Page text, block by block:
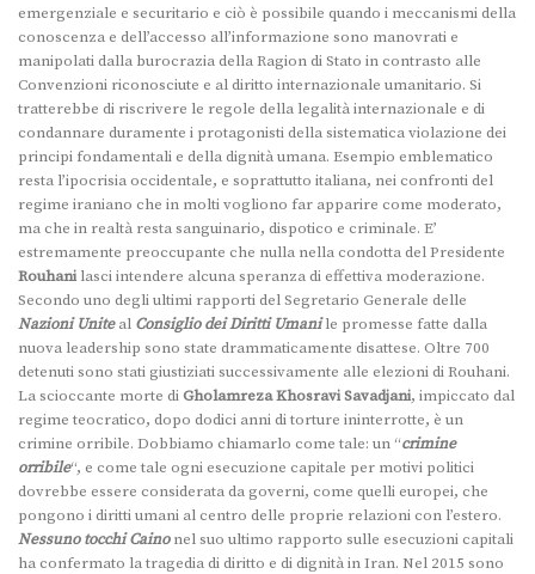
emergenziale e securitario e ciò è possibile quando i meccanismi della
conoscenza e dell’accesso all’informazione sono manovrati e
manipolati dalla burocrazia della Ragion di Stato in contrasto alle
Convenzioni riconosciute e al diritto internazionale umanitario. Si
tratterebbe di riscrivere le regole della legalità internazionale e di
condannare duramente i protagonisti della sistematica violazione dei
principi fondamentali e della dignità umana. Esempio emblematico
resta l’ipocrisia occidentale, e soprattutto italiana, nei confronti del
regime iraniano che in molti vogliono far apparire come moderato,
ma che in realtà resta sanguinario, dispotico e criminale. E’
estremamente preoccupante che nulla nella condotta del Presidente
Rouhani lasci intendere alcuna speranza di effettiva moderazione.
Secondo uno degli ultimi rapporti del Segretario Generale delle
Nazioni Uniteal Consiglio dei Diritti Umanile promesse fatte dalla
nuova leadership sono state drammaticamente disattese. Oltre 700
detenuti sono stati giustiziati successivamente alle elezioni di Rouhani.
La scioccante morte di Gholamreza Khosravi Savadjani, impiccato dal
regime teocratico, dopo dodici anni di torture ininterrotte, è un
crimine orribile. Dobbiamo chiamarlo come tale: un “crimine
orribile“, e come tale ogni esecuzione capitale per motivi politici
dovrebbe essere considerata da governi, come quelli europei, che
pongono i diritti umani al centro delle proprie relazioni con l’estero.
Nessuno tocchi Cainonel suo ultimo rapporto sulle esecuzioni capitali
ha confermato la tragedia di diritto e di dignità in Iran. Nel 2015 sono